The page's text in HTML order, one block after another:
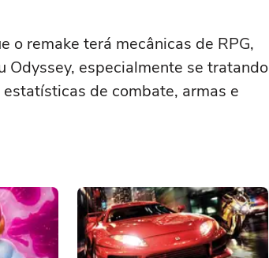
o remake terá mecânicas de RPG,
Odyssey, especialmente se tratando
de combate, armas e